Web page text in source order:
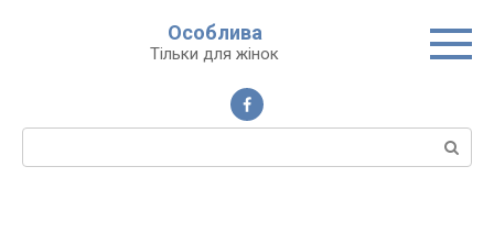
Особлива
Тільки для жінок
Пошук: